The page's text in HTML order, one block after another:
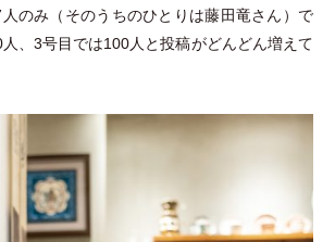
のみ （ そのうちのひとりは藤田竜さん ） で
、3号目では100人と投稿がどんどん増えて